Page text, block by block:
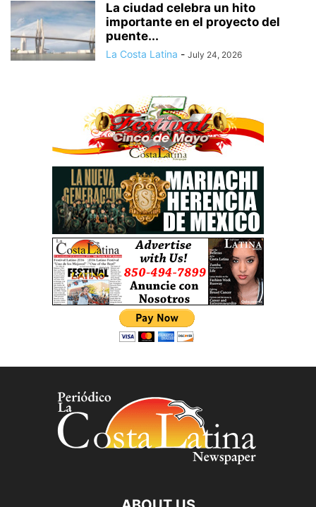
La ciudad celebra un hito
importante en el proyecto del
puente...
La Costa Latina - July 24, 2026